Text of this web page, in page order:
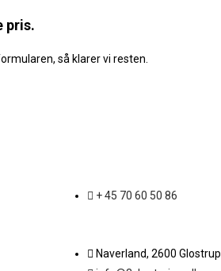
pris.
så klarer vi resten.
+ 45 70 60 50 86
Naverland, 2600 Glostrup